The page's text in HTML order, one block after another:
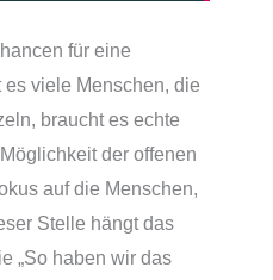
für eine
viele Menschen, die
braucht es echte
der offenen
auf die Menschen,
Stelle hängt das
„So haben wir das